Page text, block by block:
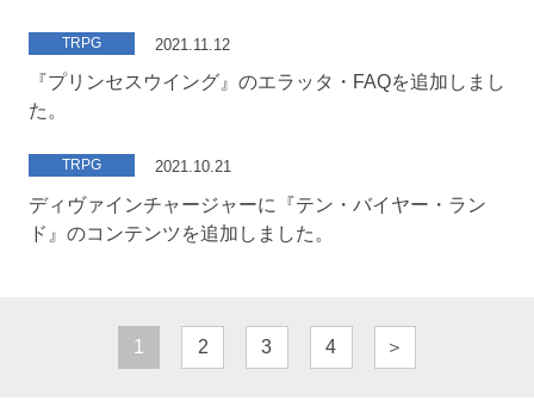
TRPG 2021.11.12
『プリンセスウイング』のエラッタ・FAQを追加しまし
た。
TRPG 2021.10.21
ディヴァインチャージャーに『テン・バイヤー・ラン
ド』のコンテンツを追加しました。
1 2 3 4 ＞